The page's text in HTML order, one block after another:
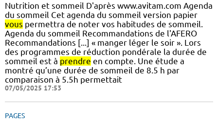
Nutrition et sommeil D'après www.avitam.com Agenda
du sommeil Cet agenda du sommeil version papier
vous permettra de noter vos habitudes de sommeil.
Agenda du sommeil Recommandations de l'AFERO
Recommandations [...] « manger léger le soir ». Lors
des programmes de réduction pondérale la durée de
sommeil est à prendre en compte. Une étude a
montré qu’une durée de sommeil de 8.5 h par
comparaison à 5.5h permettait
07/05/2025 17:53
PAGES